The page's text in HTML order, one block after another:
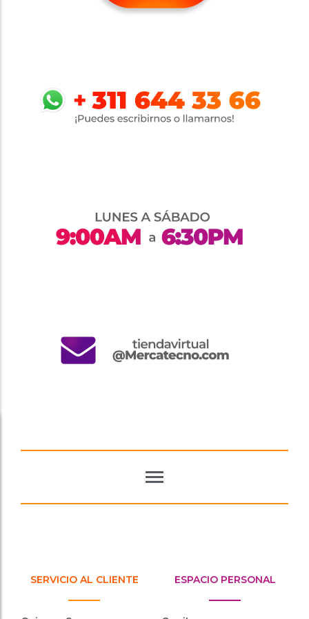
SERVICIO AL CLIENTE ESPACIO PERSONAL